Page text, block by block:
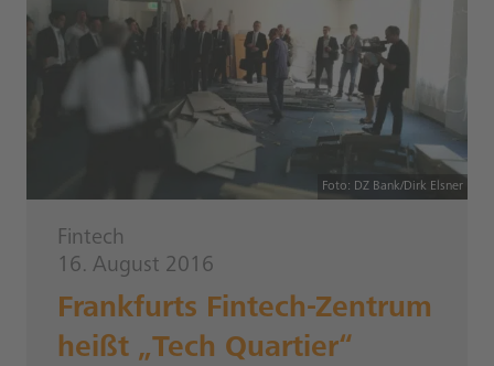
Foto: DZ Bank/Dirk Elsner
Fintech
16. August 2016
Frankfurts Fintech-Zentrum
heißt „Tech Quartier“